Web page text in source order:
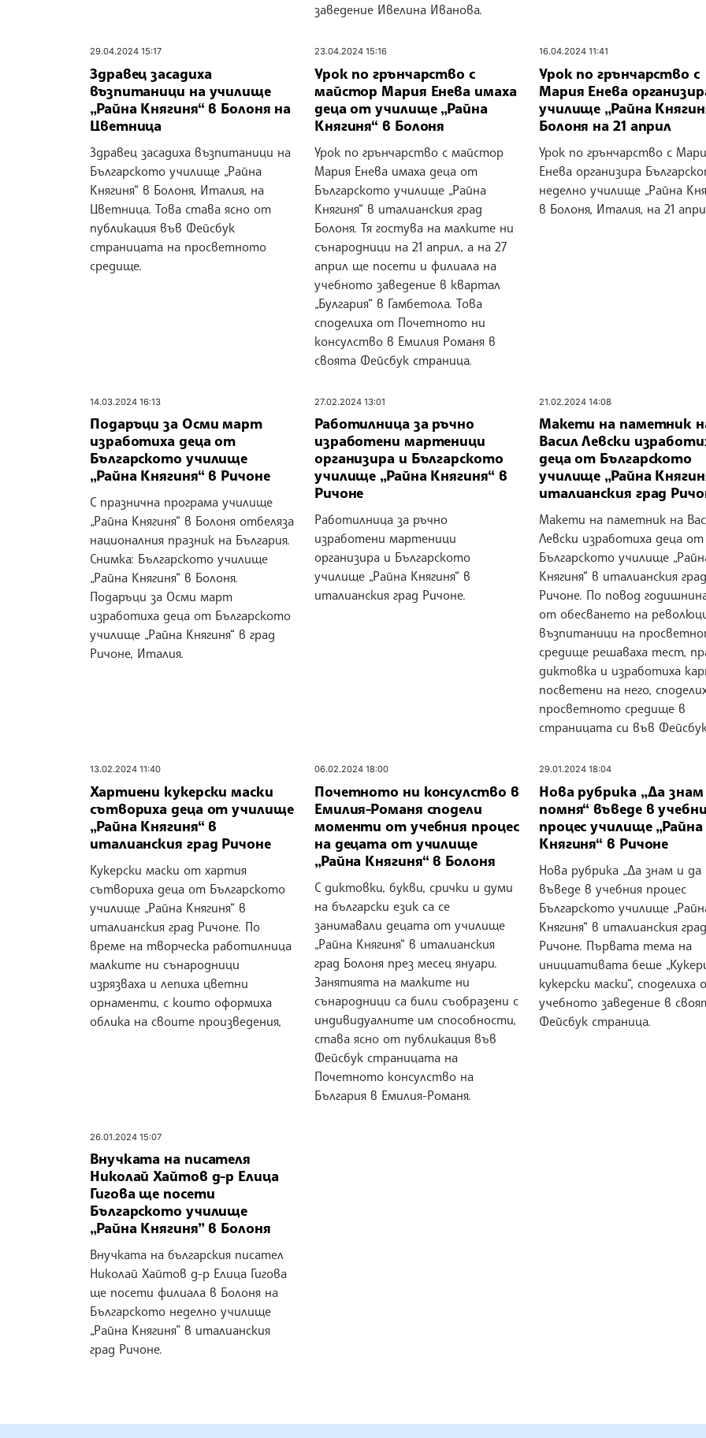
заведение Ивелина Иванова.
29.04.2024 15:17
Здравец засадиха
възпитаници на училище
„Райна Княгиня“ в Болоня на
Цветница
Здравец засадиха възпитаници на
Българското училище „Райна
Княгиня“ в Болоня, Италия, на
Цветница. Това става ясно от
публикация във Фейсбук
страницата на просветното
средище.
23.04.2024 15:16
Урок по грънчарство с
майстор Мария Енева имаха
деца от училище „Райна
Княгиня“ в Болоня
Урок по грънчарство с майстор
Мария Енева имаха деца от
Българското училище „Райна
Княгиня“ в италианския град
Болоня. Тя гостува на малките ни
сънародници на 21 април, а на 27
април ще посети и филиала на
учебното заведение в квартал
„Булгария“ в Гамбетола. Това
споделиха от Почетното ни
консулство в Емилия Романя в
своята Фейсбук страница.
16.04.2024 11:41
Урок по грънчарство с
Мария Енева
училище „Райна
Болоня на 21 април
Урок по грънчарство с
Енева организира
неделно училище „Райна
в Болоня, Италия, на 21
14.03.2024 16:13
Подаръци за Осми март
изработиха деца от
Българското училище
„Райна Княгиня“ в Ричоне
С празнична програма училище
„Райна Княгиня“ в Болоня отбеляза
националния празник на България.
Снимка: Българското училище
„Райна Княгиня“ в Болоня.
Подаръци за Осми март
изработиха деца от Българското
училище „Райна Княгиня“ в град
Ричоне, Италия.
27.02.2024 13:01
Работилница за ръчно
изработени мартеници
организира и Българското
училище „Райна Княгиня“ в
Ричоне
Работилница за ръчно
изработени мартеници
организира и Българското
училище „Райна Княгиня“ в
италианския град Ричоне.
21.02.2024 14:08
Макети на паметник
Васил Левски
деца от Българското
училище „Райна
италианския град
Макети на паметник на
Левски изработиха деца от
Българското училище
Княгиня“ в италианския град
Ричоне. По повод
от обесването на
възпитаници на
средище решаваха тест,
диктовка и изработиха
посветени на него,
просветното средище в
страницата си във
13.02.2024 11:40
Хартиени кукерски маски
сътвориха деца от училище
„Райна Княгиня“ в
италианския град Ричоне
Кукерски маски от хартия
сътвориха деца от Българското
училище „Райна Княгиня“ в
италианския град Ричоне. По
време на творческа работилница
малките ни сънародници
изрязваха и лепиха цветни
орнаменти, с които оформиха
облика на своите произведения,
06.02.2024 18:00
Почетното ни консулство в
Емилия-Романя сподели
моменти от учебния процес
на децата от училище
„Райна Княгиня“ в Болоня
С диктовки, букви, срички и думи
на български език са се
занимавали децата от училище
„Райна Княгиня“ в италианския
град Болоня през месец януари.
Занятията на малките ни
сънародници са били съобразени с
индивидуалните им способности,
става ясно от публикация във
Фейсбук страницата на
Почетното консулство на
България в Емилия-Романя.
29.01.2024 18:04
Нова рубрика „Да
помня“ въведе в
процес училище „Райна
Княгиня“ в Ричоне
Нова рубрика „Да знам и да
въведе в учебния процес
Българското училище
Княгиня“ в италианския град
Ричоне. Първата тема на
инициативата беше
кукерски маски“, споделиха
учебното заведение в
Фейсбук страница.
26.01.2024 15:07
Внучката на писателя
Николай Хайтов д-р Елица
Гигова ще посети
Българското училище
„Райна Княгиня” в Болоня
Внучката на българския писател
Николай Хайтов д-р Елица Гигова
ще посети филиала в Болоня на
Българското неделно училище
„Райна Княгиня” в италианския
град Ричоне.